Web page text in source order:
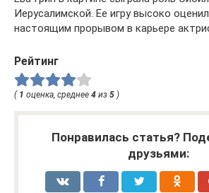
Иерусалимской. Ее игру высоко
настоящим прорывом в карьере
Рейтинг
( 1 оценка, среднее 4 из 5 )
Понравилась статья?
друзьями: